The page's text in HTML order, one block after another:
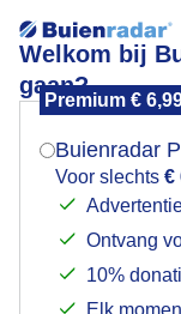
Welkom bij
gaan?
Premium €
Buienradar
Voor slechts €
Ontvang
10%
Elk
Dikke
vallen...
Mogen we
Indien je hier
verschijnt er